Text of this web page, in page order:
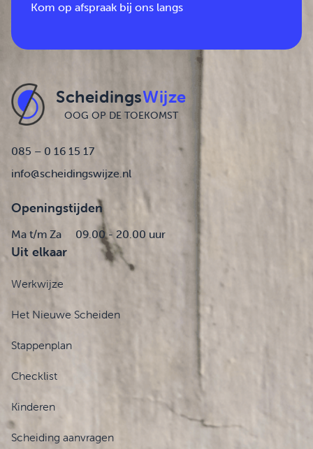
Kom op afspraak bij ons langs
ScheidingsWijze
OOG OP DE TOEKOMST
085 – 0 16 15 17
info@scheidingswijze.nl
Openingstijden
Ma t/m Za 09.00 - 20.00 uur
Uit elkaar
Werkwijze
Het Nieuwe Scheiden
Stappenplan
Checklist
Kinderen
Scheiding aanvragen